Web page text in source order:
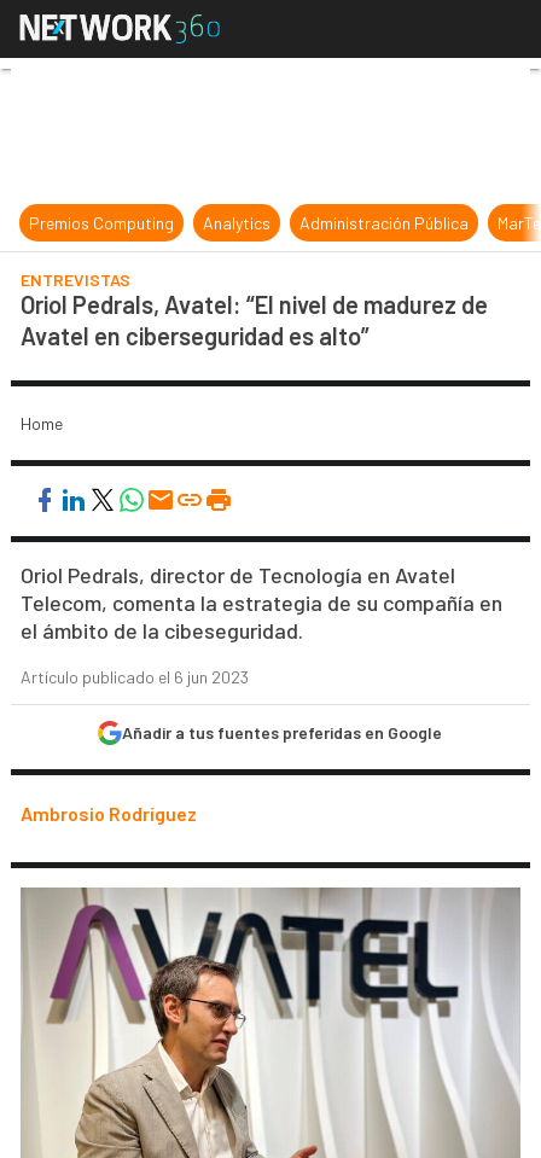
Oriol Pedrals, Avatel: “El nivel de
Premios Computing Analytics Administración Pública
ENTREVISTAS
Oriol Pedrals, Avatel: “El nivel de madurez de
Avatel en ciberseguridad es alto”
Home
Oriol Pedrals, director de Tecnología en Avatel
Telecom, comenta la estrategia de su compañía en
el ámbito de la cibeseguridad.
Artículo publicado el 6 jun 2023
Añadir a tus fuentes preferidas en Google
Ambrosio Rodríguez